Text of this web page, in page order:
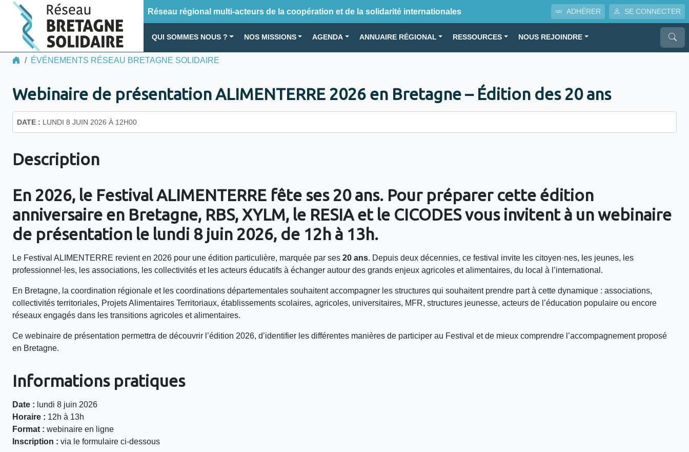
Réseau régional multi-acteurs de la coopération et de la solidarité internationales ADHÉRER SE CONNECTER
QUI SOMMES NOUS ? NOS MISSIONS AGENDA ANNUAIRE RÉGIONAL RESSOURCES NOUS REJOINDRE
ÉVÉNEMENTS RÉSEAU BRETAGNE SOLIDAIRE
Webinaire de présentation ALIMENTERRE 2026 en Bretagne – Édition des 20 ans
DATE : LUNDI 8 JUIN 2026 À 12H00
Description
En 2026, le Festival ALIMENTERRE fête ses 20 ans. Pour préparer cette édition
anniversaire en Bretagne, RBS, XYLM, le RESIA et le CICODES vous invitent à un webinaire
de présentation le lundi 8 juin 2026, de 12h à 13h.
Le Festival ALIMENTERRE revient en 2026 pour une édition particulière, marquée par ses 20 ans. Depuis deux décennies, ce festival invite les citoyen·nes, les jeunes, les
professionnel·les, les associations, les collectivités et les acteurs éducatifs à échanger autour des grands enjeux agricoles et alimentaires, du local à l’international.
En Bretagne, la coordination régionale et les coordinations départementales souhaitent accompagner les structures qui souhaitent prendre part à cette dynamique : associations,
collectivités territoriales, Projets Alimentaires Territoriaux, établissements scolaires, agricoles, universitaires, MFR, structures jeunesse, acteurs de l’éducation populaire ou encore
réseaux engagés dans les transitions agricoles et alimentaires.
Ce webinaire de présentation permettra de découvrir l’édition 2026, d’identifier les différentes manières de participer au Festival et de mieux comprendre l’accompagnement proposé
en Bretagne.
Informations pratiques
Date : lundi 8 juin 2026
Horaire : 12h à 13h
Format : webinaire en ligne
Inscription : via le formulaire ci-dessous